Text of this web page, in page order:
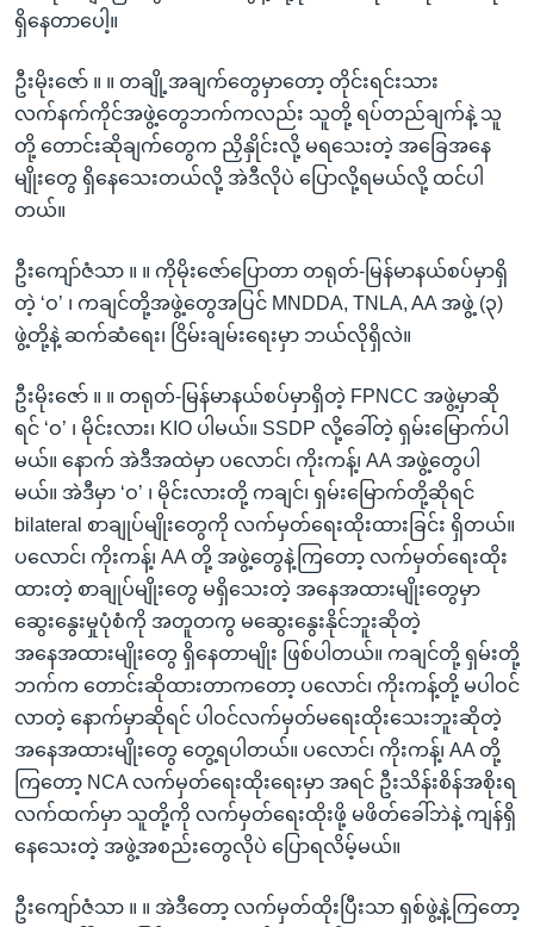
ရှိနေတာပေါ့။
ဦးမိုးဇော် ။ ။ တချို့အချက်တွေမှာတော့ တိုင်းရင်းသား
လက်နက်ကိုင်အဖွဲ့တွေဘက်ကလည်း သူတို့ ရပ်တည်ချက်နဲ့ သူ
တို့ တောင်းဆိုချက်တွေက ညှိနှိုင်းလို့ မရသေးတဲ့ အခြေအနေ
မျိုးတွေ ရှိနေသေးတယ်လို့ အဲဒီလိုပဲ ပြောလို့ရမယ်လို့ ထင်ပါ
တယ်။
ဦးကျော်ဇံသာ ။ ။ ကိုမိုးဇော်ပြောတာ တရုတ်-မြန်မာနယ်စပ်မှာရှိ
တဲ့ ‘ဝ’ ၊ ကချင်တို့အဖွဲ့တွေအပြင် MNDDA, TNLA, AA အဖွဲ့ (၃)
ဖွဲ့တို့နဲ့ ဆက်ဆံရေး၊ ငြိမ်းချမ်းရေးမှာ ဘယ်လိုရှိလဲ။
ဦးမိုးဇော် ။ ။ တရုတ်-မြန်မာနယ်စပ်မှာရှိတဲ့ FPNCC အဖွဲ့မှာဆို
ရင် ‘ဝ’ ၊ မိုင်းလား၊ KIO ပါမယ်။ SSDP လို့ခေါ်တဲ့ ရှမ်းမြောက်ပါ
မယ်။ နောက် အဲဒီအထဲမှာ ပလောင်၊ ကိုးကန့်၊ AA အဖွဲ့တွေပါ
မယ်။ အဲဒီမှာ ‘ဝ’ ၊ မိုင်းလားတို့ ကချင်၊ ရှမ်းမြောက်တို့ဆိုရင်
bilateral စာချုပ်မျိုးတွေကို လက်မှတ်ရေးထိုးထားခြင်း ရှိတယ်။
ပလောင်၊ ကိုးကန့်၊ AA တို့ အဖွဲ့တွေနဲ့ကြတော့ လက်မှတ်ရေးထိုး
ထားတဲ့ စာချုပ်မျိုးတွေ မရှိသေးတဲ့ အနေအထားမျိုးတွေမှာ
ဆွေးနွေးမှုပုံစံကို အတူတကွ မဆွေးနွေးနိုင်ဘူးဆိုတဲ့
အနေအထားမျိုးတွေ ရှိနေတာမျိုး ဖြစ်ပါတယ်။ ကချင်တို့ ရှမ်းတို့
ဘက်က တောင်းဆိုထားတာကတော့ ပလောင်၊ ကိုးကန့်တို့ မပါဝင်
လာတဲ့ နောက်မှာဆိုရင် ပါဝင်လက်မှတ်မရေးထိုးသေးဘူးဆိုတဲ့
အနေအထားမျိုးတွေ တွေ့ရပါတယ်။ ပလောင်၊ ကိုးကန့်၊ AA တို့
ကြတော့ NCA လက်မှတ်ရေးထိုးရေးမှာ အရင် ဦးသိန်းစိန်အစိုးရ
လက်ထက်မှာ သူတို့ကို လက်မှတ်ရေးထိုးဖို့ မဖိတ်ခေါ်ဘဲနဲ့ ကျန်ရှိ
နေသေးတဲ့ အဖွဲ့အစည်းတွေလိုပဲ ပြောရလိမ့်မယ်။
ဦးကျော်ဇံသာ ။ ။ အဲဒီတော့ လက်မှတ်ထိုးပြီးသာ ရှစ်ဖွဲ့နဲ့ကြတော့